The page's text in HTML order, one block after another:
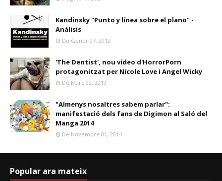
Kandinsky "Punto y línea sobre el plano" -
Anàlisis
De Gener 07, 2012
'The Dentist', nou vídeo d'HorrorPorn
protagonitzat per Nicole Love i Angel Wicky
De Març 02, 2019
"Almenys nosaltres sabem parlar":
manifestació dels fans de Digimon al Saló del
Manga 2014
De Novembre 01, 2014
Popular ara mateix